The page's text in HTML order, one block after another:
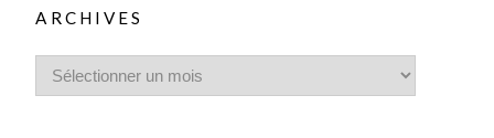
ARCHIVES